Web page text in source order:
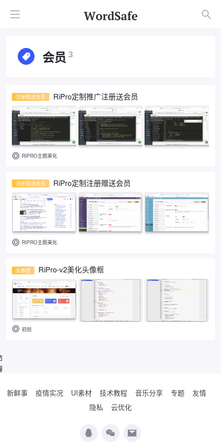
会员 3
注册赠送会员 RiPro定制推广注册送会员
RIPRO主题美化
注册赠送会员 RiPro定制注册赠送会员
RIPRO主题美化
头像框 RiPro-v2美化头像框
初创
新鲜事 疫情实况 UI素材 技术教程 音乐分享 专题
友情
隐私
云优化